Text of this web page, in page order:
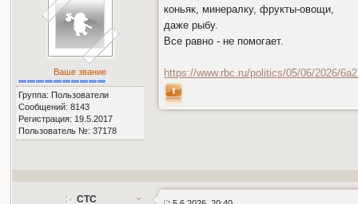
Ваше звание
Группа: Пользователи
Сообщений: 8143
Регистрация: 19.5.2017
Пользователь №: 37178
коньяк, минералку, фрукты-овощи,
даже рыбу.
Все равно - не помогает.
https://www.rbc.ru/politics/05/06/2026/
СТС